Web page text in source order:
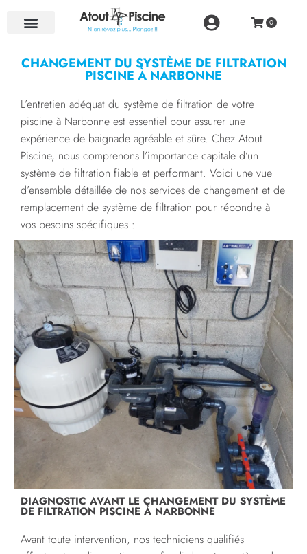
CHANGEMENT DU SYSTÈME DE FILTRATION
PISCINE À NARBONNE
L’entretien adéquat du système de filtration de votre
piscine à Narbonne est essentiel pour assurer une
expérience de baignade agréable et sûre. Chez Atout
Piscine, nous comprenons l’importance capitale d’un
système de filtration fiable et performant. Voici une vue
d’ensemble détaillée de nos services de changement et de
remplacement de système de filtration pour répondre à
vos besoins spécifiques :
DIAGNOSTIC AVANT LE CHANGEMENT DU SYSTÈME
DE FILTRATION PISCINE À NARBONNE
Avant toute intervention, nos techniciens qualifiés